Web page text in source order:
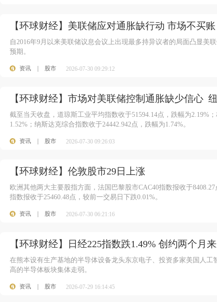
【环球财经】美联储应对通胀缺行动 市场不买账
自2016年9月以来美联储议息会议上出现最多持异议者的局面凸显美
预期。
资讯 股市 2026-07-30 09:29:12
【环球财经】市场对美联储控制通胀缺少信心
截至当天收盘，道琼斯工业平均指数收于51594.14点，跌幅为2.19%
1.52%；纳斯达克综合指数收于24442.942点，跌幅为1.74%。
资讯 股市 2026-07-30 09:26:03
【环球财经】伦敦股市29日上涨
欧洲其他两大主要股指方面，法国巴黎股市CAC40指数报收于
指数报收于25460.48点，较前一交易日下跌0.01%。
资讯 股市 2026-07-30 06:21:16
【环球财经】日经225指数跌1.49% 创约两个月
在熊本设有生产基地的半导体设备龙头东京电子、投资多家美国人
高的半导体板块集体走弱。
资讯 股市 2026-07-29 16:14:45